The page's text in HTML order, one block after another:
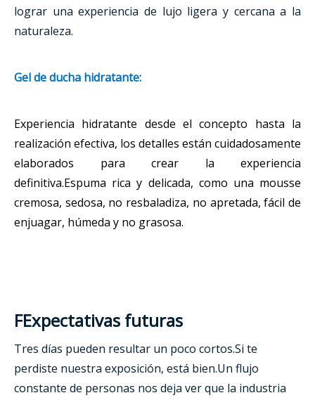
lograr una experiencia de lujo ligera y cercana a la
naturaleza.
Gel de ducha hidratante:
Experiencia hidratante desde el concepto hasta la
realización efectiva, los detalles están cuidadosamente
elaborados para crear la experiencia
definitiva.Espuma rica y delicada, como una mousse
cremosa, sedosa, no resbaladiza, no apretada, fácil de
enjuagar, húmeda y no grasosa.
FExpectativas futuras
Tres días pueden resultar un poco cortos.Si te
perdiste nuestra exposición, está bien.Un flujo
constante de personas nos deja ver que la industria